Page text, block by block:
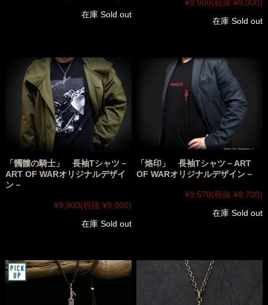
在庫 Sold out
¥9,900(税抜 ¥9,000)
在庫 Sold out
「髑髏の騎士」 長袖Tシャツ－
ART OF WARオリジナルデザイ
ン－
¥9,900(税抜 ¥9,000)
在庫 Sold out
「烙印」 長袖Tシャツ－ART
OF WARオリジナルデザイン－
¥9,570(税抜 ¥8,700)
在庫 Sold out